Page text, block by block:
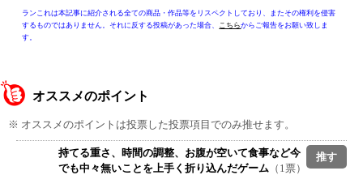
ランこれは本記事に紹介される全ての商品・作品等をリスペクトしており、またその権利を侵害
するものではありません。それに反する投稿があった場合、 こちらからご報告をお願い致しま
す。
オススメのポイント
※ オススメのポイントは投票した投票項目でのみ推せます。
持てる重さ、時間の調整、お腹が空いて食事など今
でも中々無いことを上手く折り込んだゲーム （1票）